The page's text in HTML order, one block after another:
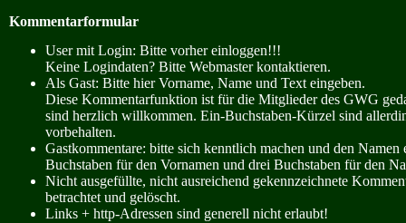
Kommentarformular
User mit Login: Bitte vorher einloggen!!!
Keine Logindaten? Bitte Webmaster kontaktieren.
Als Gast: Bitte hier Vorname, Name und Text eingeben.
Diese Kommentarfunktion ist für die Mitglieder des GWG
sind herzlich willkommen. Ein-Buchstaben-Kürzel sind
vorbehalten.
Gastkommentare: bitte sich kenntlich machen und den Namen
Buchstaben für den Vornamen und drei Buchstaben für den
Nicht ausgefüllte, nicht ausreichend gekennzeichnete
betrachtet und gelöscht.
Links + http-Adressen sind generell nicht erlaubt!